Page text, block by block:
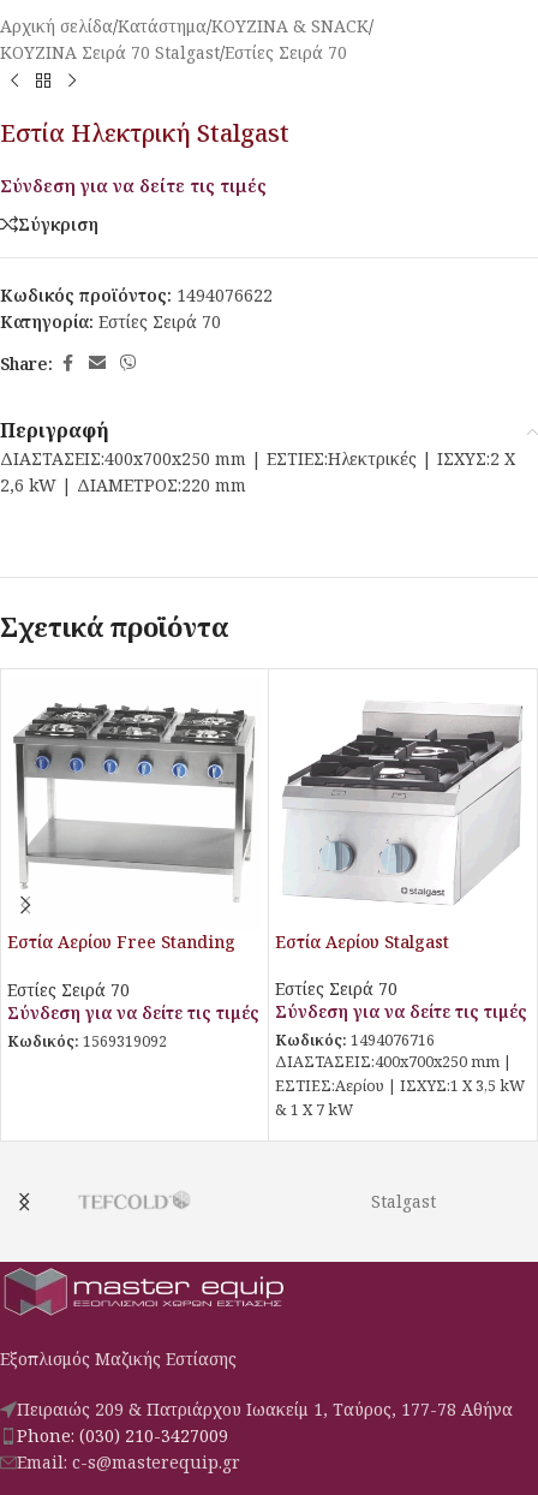
Αρχική σελίδα/Κατάστημα/ΚΟΥΖΙΝΑ & SNACK/
ΚΟΥΖΙΝΑ Σειρά 70 Stalgast/Εστίες Σειρά 70
Εστία Ηλεκτρική Stalgast
Σύνδεση για να δείτε τις τιμές
Σύγκριση
Κωδικός προϊόντος: 1494076622
Κατηγορία: Εστίες Σειρά 70
Share:
Περιγραφή
ΔΙΑΣΤΑΣΕΙΣ:400x700x250 mm | ΕΣΤΙΕΣ:Ηλεκτρικές | ΙΣΧΥΣ:2 X
2,6 kW | ΔΙΑΜΕΤΡΟΣ:220 mm
Σχετικά προϊόντα
Εστία Αερίου Free Standing
Εστίες Σειρά 70
Σύνδεση για να δείτε τις τιμές
Κωδικός: 1569319092
Εστία Αερίου Stalgast
Εστίες Σειρά 70
Σύνδεση για να δείτε τις τιμές
Κωδικός: 1494076716
ΔΙΑΣΤΑΣΕΙΣ:400x700x250 mm |
ΕΣΤΙΕΣ:Αερίου | ΙΣΧΥΣ:1 X 3,5 kW
& 1 X 7 kW
Stalgast
Εξοπλισμός Μαζικής Εστίασης
Πειραιώς 209 & Πατριάρχου Ιωακείμ 1, Ταύρος, 177-78 Αθήνα
Phone: (030) 210-3427009
Email: c-s@masterequip.gr